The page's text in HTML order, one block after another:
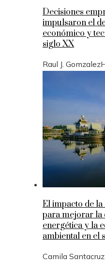
Decisiones
impulsaron el
económico y
siglo XX
Raul J. Gomzalez
El impacto de la
para mejorar la
energética y la
ambiental en el
Camila Santacruz